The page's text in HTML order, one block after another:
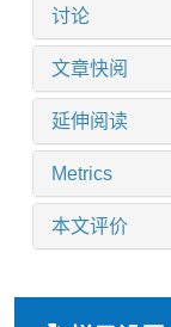
讨论
文章快阅
延伸阅读
Metrics
本文评价